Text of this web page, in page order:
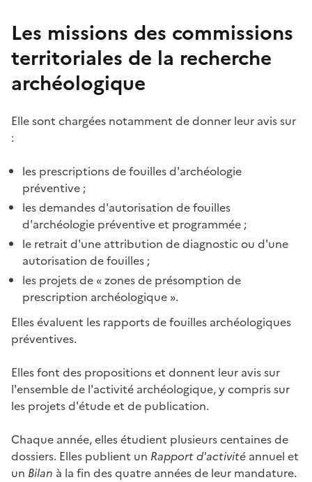
Les missions des commissions
territoriales de la recherche
archéologique
Elle sont chargées notamment de donner leur avis sur
:
les prescriptions de fouilles d'archéologie
préventive ;
les demandes d'autorisation de fouilles
d'archéologie préventive et programmée ;
le retrait d'une attribution de diagnostic ou d'une
autorisation de fouilles ;
les projets de « zones de présomption de
prescription archéologique ».
Elles évaluent les rapports de fouilles archéologiques
préventives.
Elles font des propositions et donnent leur avis sur
l'ensemble de l'activité archéologique, y compris sur
les projets d'étude et de publication.
Chaque année, elles étudient plusieurs centaines de
dossiers. Elles publient un Rapport d'activité annuel et
un Bilan à la fin des quatre années de leur mandature.